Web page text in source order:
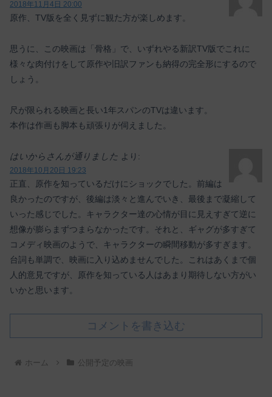
2018年11月4日 20:00
原作、TV版を全く見ずに観た方が楽しめます。
思うに、この映画は「骨格」で、いずれやる新訳TV版でこれに
様々な肉付けをして原作や旧訳ファンも納得の完全形にするので
しょう。
尺が限られる映画と長い1年スパンのTVは違います。
本作は作画も脚本も頑張りが伺えました。
はいからさんが通りました より:
2018年10月20日 19:23
正直、原作を知っているだけにショックでした。前編は
良かったのですが、後編は淡々と進んでいき、最後まで凝縮して
いった感じでした。キャラクター達の心情が目に見えすぎて逆に
想像が膨らまずつまらなかったです。それと、ギャグが多すぎて
コメディ映画のようで、キャラクターの瞬間移動が多すぎます。
台詞も単調で、映画に入り込めませんでした。これはあくまで個
人的意見ですが、原作を知っている人はあまり期待しない方がい
いかと思います。
コメントを書き込む
ホーム 公開予定の映画